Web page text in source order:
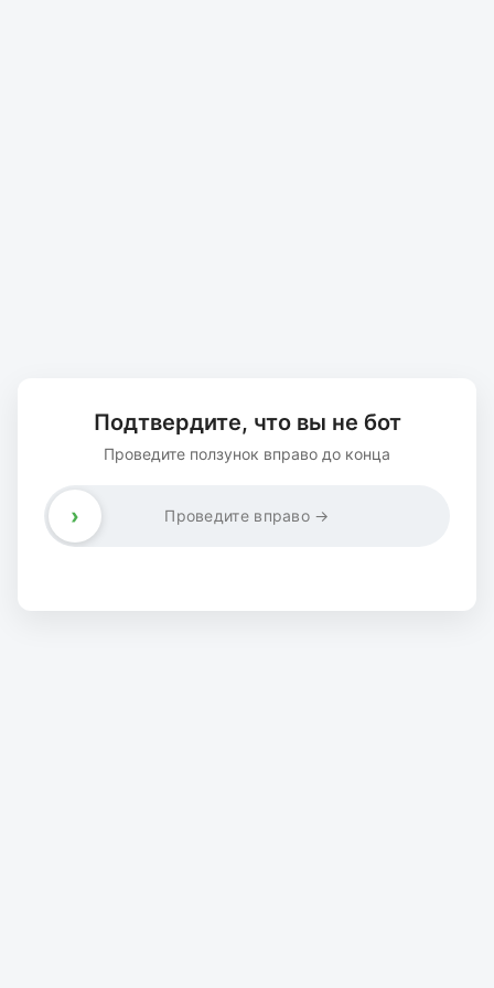
Подтвердите, что вы не бот
Проведите ползунок вправо до конца
Проведите вправо →
›